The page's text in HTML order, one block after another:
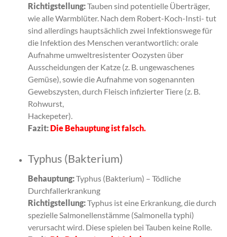
Richtigstellung:Tauben sind potentielle Überträger,
wie alle Warmblüter. Nach dem Robert-Koch-Insti- tut
sind allerdings hauptsächlich zwei Infektionswege für
die Infektion des Menschen verantwortlich: orale
Aufnahme umweltresistenter Oozysten über
Ausscheidungen der Katze (z. B. ungewaschenes
Gemüse), sowie die Aufnahme von sogenannten
Gewebszysten, durch Fleisch infizierter Tiere (z. B.
Rohwurst,
Hackepeter).
Fazit: Die Behauptung ist falsch.
Typhus (Bakterium)
Behauptung:Typhus (Bakterium) – Tödliche
Durchfallerkrankung
Richtigstellung:Typhus ist eine Erkrankung, die durch
spezielle Salmonellenstämme (Salmonella typhi)
verursacht wird. Diese spielen bei Tauben keine Rolle.